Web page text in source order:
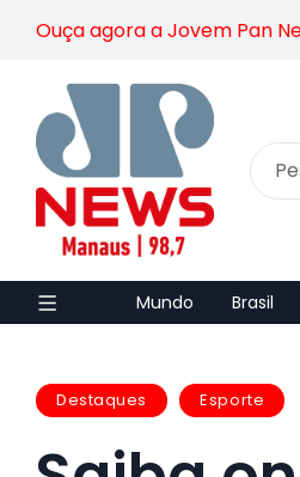
Ouça agora a Jovem Pan
Mundo Brasil
Destaques Esporte